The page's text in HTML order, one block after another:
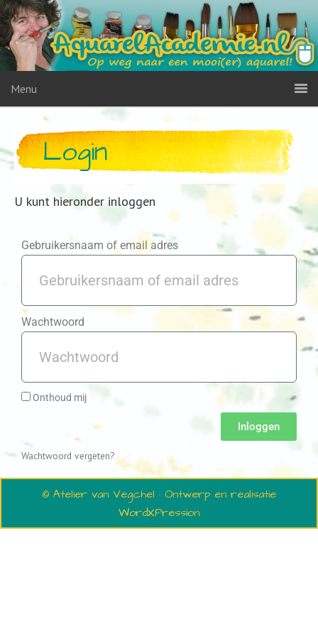
Menu
Login
U kunt hieronder inloggen
Gebruikersnaam of email adres
Wachtwoord
Onthoud mij
Inloggen
Wachtwoord vergeten?
© Atelier van Vegchel · Ontwerp en realisatie
WordXPression